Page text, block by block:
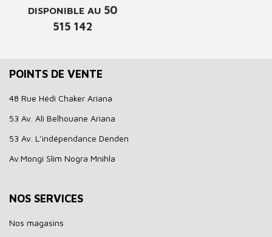
DISPONIBLE AU 50
515 142
POINTS DE VENTE
48 Rue Hédi Chaker Ariana
53 Av. Ali Belhouane Ariana
53 Av. L’indépendance Denden
Av.Mongi Slim Nogra Mnihla
NOS SERVICES
Nos magasins